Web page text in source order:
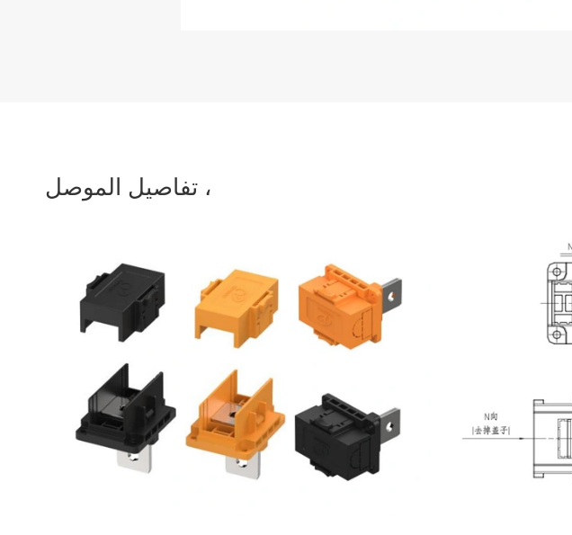
تفاصيل الموصل ،